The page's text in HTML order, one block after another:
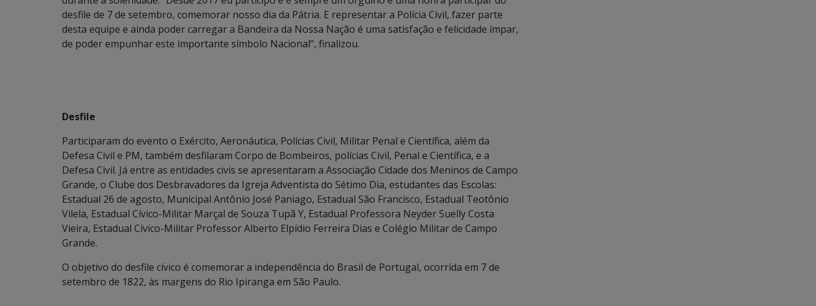
desfile de 7 de setembro, comemorar nosso dia da Pátria. E representar a Polícia Civil, fazer parte
desta equipe e ainda poder carregar a Bandeira da Nossa Nação é uma satisfação e felicidade ímpar,
de poder empunhar este importante símbolo Nacional”, finalizou.
Desfile
Participaram do evento o Exército, Aeronáutica, Polícias Civil, Militar Penal e Científica, além da
Defesa Civil e PM, também desfilaram Corpo de Bombeiros, polícias Civil, Penal e Científica, e a
Defesa Civil. Já entre as entidades civis se apresentaram a Associação Cidade dos Meninos de Campo
Grande, o Clube dos Desbravadores da Igreja Adventista do Sétimo Dia, estudantes das Escolas:
Estadual 26 de agosto, Municipal Antônio José Paniago, Estadual São Francisco, Estadual Teotônio
Vilela, Estadual Cívico-Militar Marçal de Souza Tupã Y, Estadual Professora Neyder Suelly Costa
Vieira, Estadual Cívico-Militar Professor Alberto Elpídio Ferreira Dias e Colégio Militar de Campo
Grande.
O objetivo do desfile cívico é comemorar a independência do Brasil de Portugal, ocorrida em 7 de
setembro de 1822, às margens do Rio Ipiranga em São Paulo.